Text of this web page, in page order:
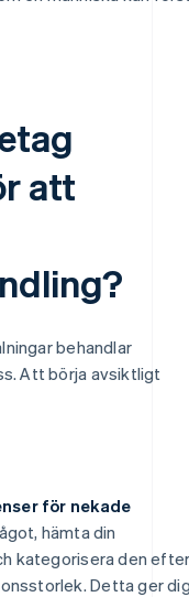
att
behandlar
Att börja avsiktligt
för nekade
hämta din
kategorisera den
Detta ger